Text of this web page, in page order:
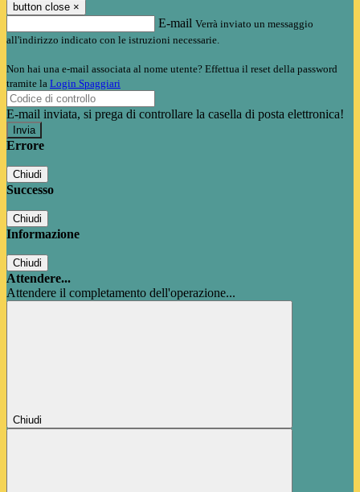
button close ×
E-mail Verrà inviato un messaggio
all'indirizzo indicato con le istruzioni necessarie.
Non hai una e-mail associata al nome utente? Effettua il reset della password
tramite la Login Spaggiari
E-mail inviata, si prega di controllare la casella di posta elettronica!
Errore
Chiudi
Successo
Chiudi
Informazione
Chiudi
Attendere...
Attendere il completamento dell'operazione...
Chiudi